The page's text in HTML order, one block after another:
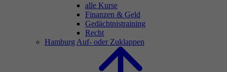
alle Kurse
Finanzen & Geld
Gedächtnistraining
Recht
Hamburg Auf- oder Zuklappen